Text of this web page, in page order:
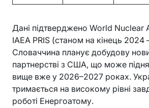
Дані підтверджено World Nuclear
IAEA PRIS (станом на кінець
Словаччина планує добудову
партнерстві з США, що може
вище вже у 2026–2027 роках.
тримається на високому рівні
роботі Енергоатому.